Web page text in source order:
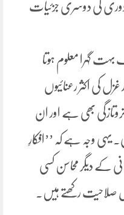
کی دوسری جزئیات
بہت گہرا معلوم ہوتا
کی اکثر رعنائیوں
بھی ہے اور ان
یہی وجہ ہے کہ ’’افکارِ
کے دیگر محاسن کسی
صلاحیت رکھتے ہیں.